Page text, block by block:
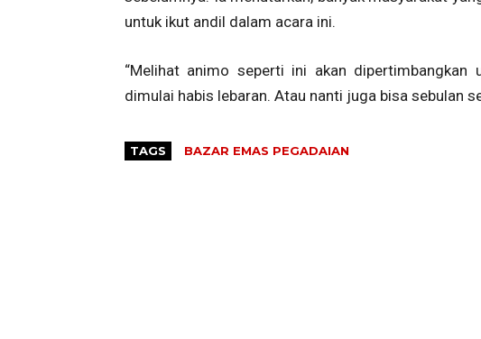
untuk ikut andil dalam acara ini.
“Melihat animo seperti ini akan
dimulai habis lebaran. Atau nanti juga bisa sebulan
TAGS BAZAR EMAS PEGADAIAN